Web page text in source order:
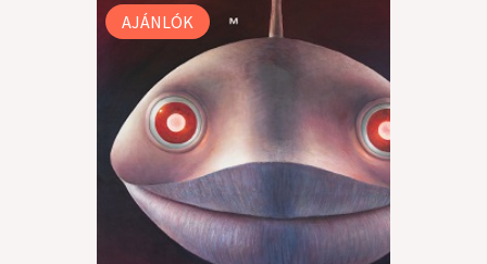
AJÁNLÓK